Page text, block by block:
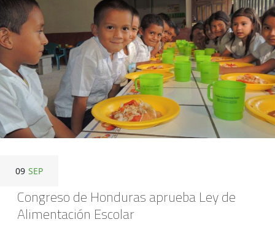
09 SEP
Congreso de Honduras aprueba Ley de
Alimentación Escolar